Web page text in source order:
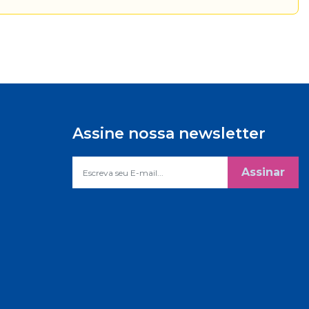
Assine nossa newsletter
Assinar